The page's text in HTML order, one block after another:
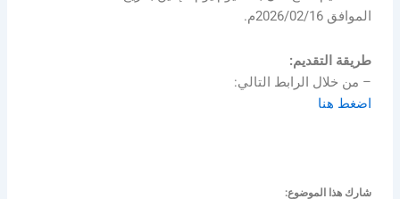
الموافق 2026/02/16م.
طريقة التقديم:
– من خلال الرابط التالي:
اضغط هنا
شارك هذا الموضوع: